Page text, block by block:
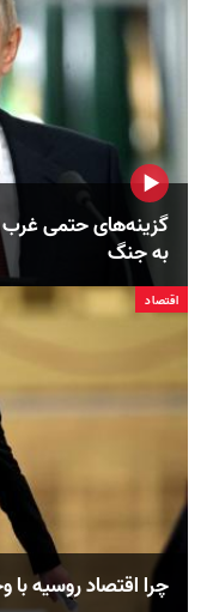
گزینه‌های حتمی غرب
به جنگ
اقتصاد
چرا اقتصاد روسیه